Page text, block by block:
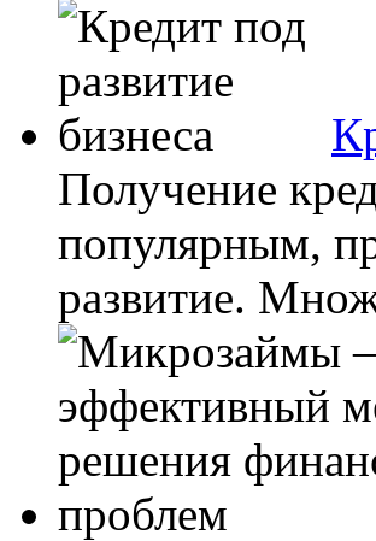
Получение
популярным,
развитие.